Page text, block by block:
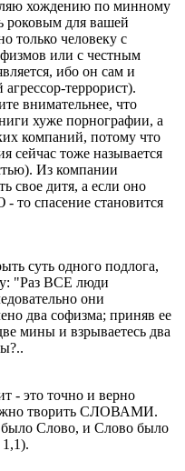
хождению по минному
роковым для вашей
только человеку с
или с честным
ибо он сам и
террорист).
внимательнее, что
хуже порнографии, а
компаний, потому что
сейчас тоже называется
Из компании
свое дитя, а если оно
спасение становится
суть одного подлога,
"Раз ВСЕ люди
они
два софизма; приняв ее
мины и взрываетесь два
- это точно и верно
творить СЛОВАМИ.
Слово, и Слово было